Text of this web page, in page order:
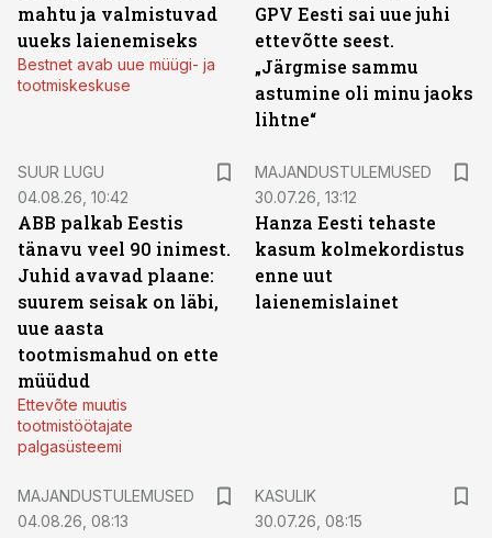
mahtu ja valmistuvad
uueks laienemiseks
Bestnet avab uue müügi- ja
tootmiskeskuse
GPV Eesti sai uue juhi
ettevõtte seest.
„Järgmise sammu
astumine oli minu jaoks
lihtne“
SUUR LUGU
04.08.26, 10:42
ABB palkab Eestis
tänavu veel 90 inimest.
Juhid avavad plaane:
suurem seisak on läbi,
uue aasta
tootmismahud on ette
müüdud
Ettevõte muutis
tootmistöötajate
palgasüsteemi
MAJANDUSTULEMUSED
30.07.26, 13:12
Hanza Eesti tehaste
kasum kolmekordistus
enne uut
laienemislainet
MAJANDUSTULEMUSED
04.08.26, 08:13
KASULIK
30.07.26, 08:15